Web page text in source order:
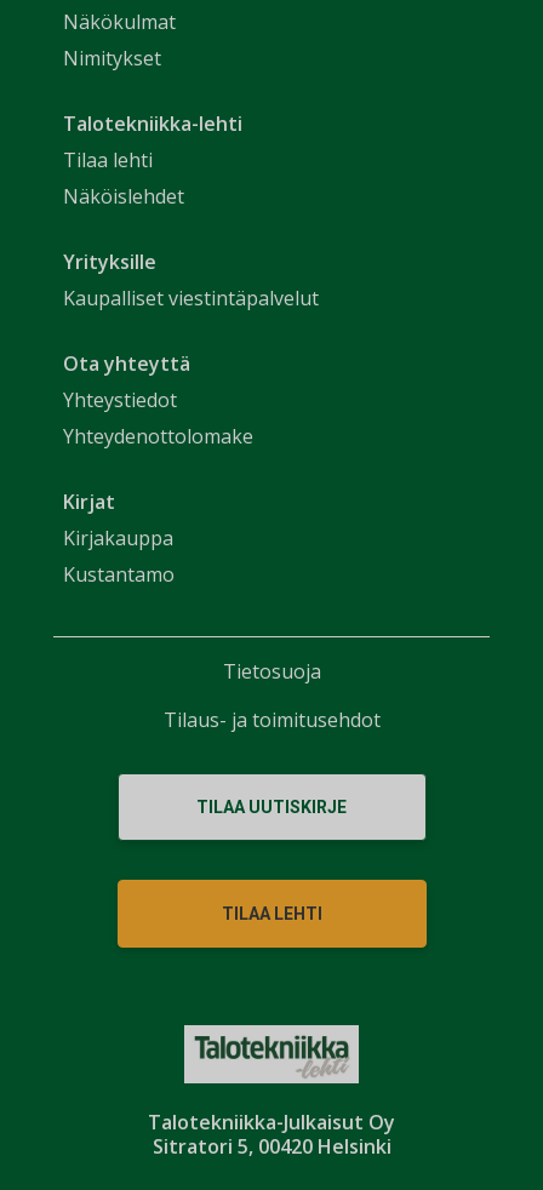
Talotekniikka-Julkaisut Oy
Sitratori 5, 00420 Helsinki
Näkökulmat
Nimitykset
Talotekniikka-lehti
Tilaa lehti
Näköislehdet
Yrityksille
Kaupalliset viestintäpalvelut
Ota yhteyttä
Yhteystiedot
Yhteydenottolomake
Kirjat
Kirjakauppa
Kustantamo
TILAA UUTISKIRJE
TILAA LEHTI
Tietosuoja
Tilaus- ja toimitusehdot